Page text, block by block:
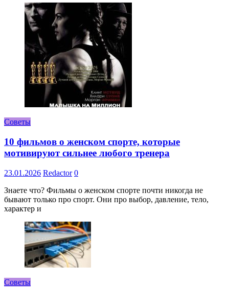
Советы
10 фильмов о женском спорте, которые
мотивируют сильнее любого тренера
23.01.2026 Redactor 0
Знаете что? Фильмы о женском спорте почти никогда не
бывают только про спорт. Они про выбор, давление, тело,
характер и
Советы